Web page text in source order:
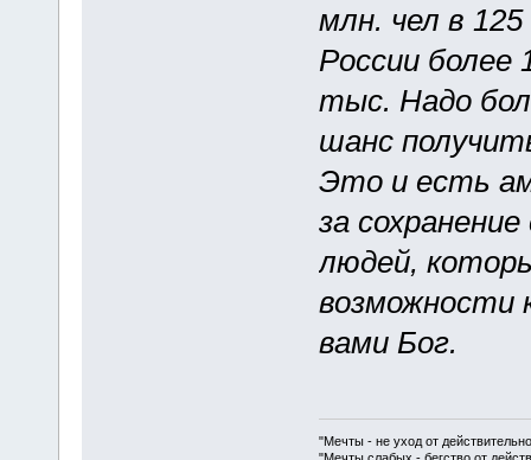
млн. чел в
России более
тыс. Надо
шанс
Это и есть
за
людей,
возможности
вами Бог.
"Мечты - не уход от